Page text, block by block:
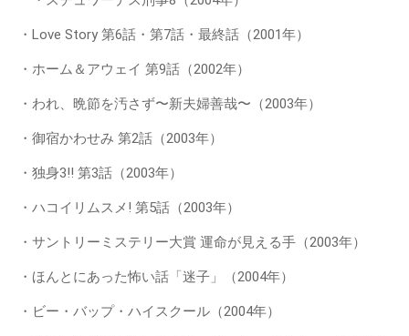
・Love Story 第6話・第7話・最終話（2001年）
・ホーム＆アウェイ 第9話（2002年）
・われ、晩節を汚さず〜新夫婦善哉〜（2003年）
・御宿かわせみ 第2話（2003年）
・独身3!! 第3話（2003年）
・ハコイリムスメ! 第5話（2003年）
・サントリーミステリー大賞 運命が見える手（2003年）
・ほんとにあった怖い話「迷子」（2004年）
・ビー・バップ・ハイスクール（2004年）